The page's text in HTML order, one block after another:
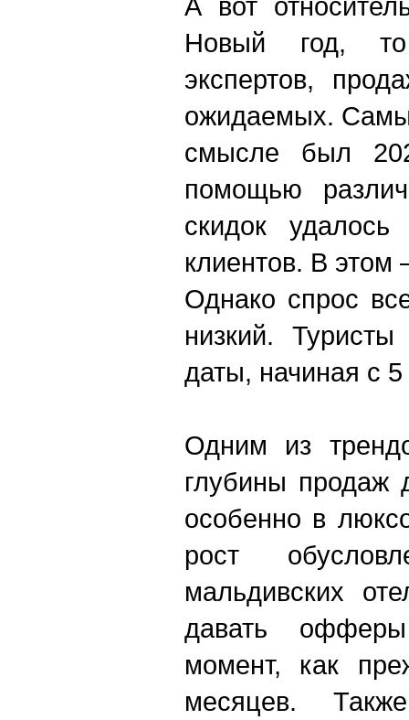
Новый год,
экспертов,
ожидаемых.
смысле был
помощью
скидок
клиентов. В
Однако спрос
низкий.
даты, начиная с
Одним из
глубины продаж
особенно в
рост
мальдивских
давать
момент, как
месяцев.